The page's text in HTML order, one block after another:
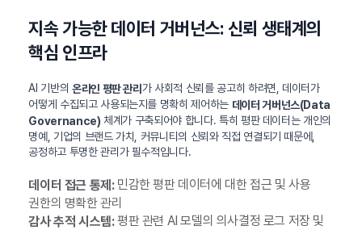
지속 가능한 데이터 거버넌스: 신뢰 생태계의
핵심 인프라
AI 기반의 온라인 평판 관리가 사회적 신뢰를 공고히 하려면, 데이터가
어떻게 수집되고 사용되는지를 명확히 제어하는 데이터 거버넌스(Data
Governance) 체계가 구축되어야 합니다. 특히 평판 데이터는 개인의
명예, 기업의 브랜드 가치, 커뮤니티의 신뢰와 직접 연결되기 때문에,
공정하고 투명한 관리가 필수적입니다.
데이터 접근 통제:민감한 평판 데이터에 대한 접근 및 사용
권한의 명확한 관리
감사 추적 시스템:평판 관련 AI 모델의 의사결정 로그 저장 및